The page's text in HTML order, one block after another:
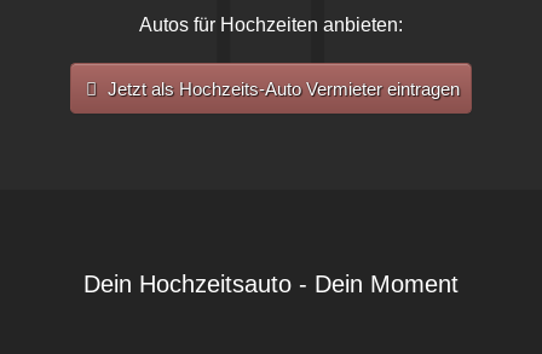
Autos für Hochzeiten anbieten:
Jetzt als Hochzeits-Auto Vermieter eintragen
Dein Hochzeitsauto - Dein Moment